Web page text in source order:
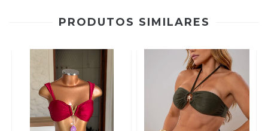
PRODUTOS SIMILARES